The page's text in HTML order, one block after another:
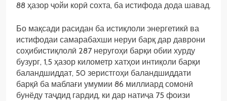
88 ҳазор ҷойи корӣ сохта, ба истифода дода шавад.
Бо мақсади расидан ба истиқлоли энергетикӣ ва
истифодаи самарабахши неруи барқ дар даврони
соҳибистиқлолӣ 287 неругоҳи барқи обии хурду
бузург, 1,5 ҳазор километр хатҳои интиқоли барқи
баландшиддат, 50 зеристгоҳи баландшиддати
барқӣ ба маблағи умумии 86 миллиард сомонӣ
бунёду таҷдид гардид, ки дар натиҷа 75 фоизи